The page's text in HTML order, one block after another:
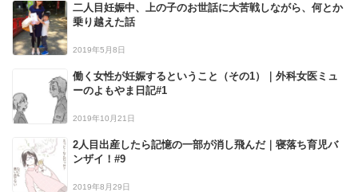
二人目妊娠中、上の子のお世話に大苦戦しながら、何とか
乗り越えた話
2019年5月8日
働く女性が妊娠するということ（その1）｜外科女医ミュ
ーのよもやま日記#1
2019年10月21日
2人目出産したら記憶の一部が消し飛んだ｜寝落ち育児バ
ンザイ！#9
2019年8月29日